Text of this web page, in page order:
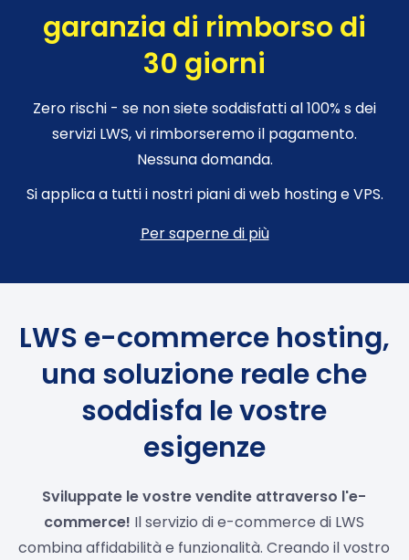
garanzia di rimborso di
30 giorni
Zero rischi - se non siete soddisfatti al 100% s dei
servizi LWS, vi rimborseremo il pagamento.
Nessuna domanda.
Si applica a tutti i nostri piani di web hosting e VPS.
Per saperne di più
LWS e-commerce hosting,
una soluzione reale che
soddisfa le vostre
esigenze
Sviluppate le vostre vendite attraverso l'e-
commerce! Il servizio di e-commerce di LWS
combina affidabilità e funzionalità. Creando il vostro